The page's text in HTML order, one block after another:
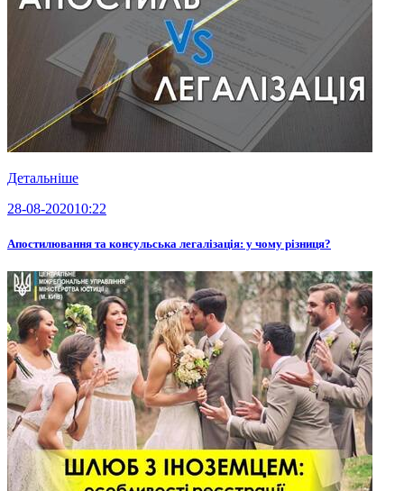
Детальніше
28-08-202010:22
Апостилювання та консульська легалізація: у чому різниця?